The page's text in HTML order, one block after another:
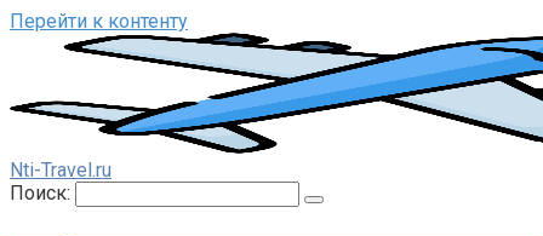
Перейти к контенту
Nti-Travel.ru
Поиск: